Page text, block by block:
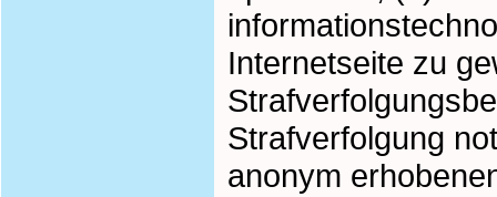
Internetseite zu
Strafverfolgung
anonym